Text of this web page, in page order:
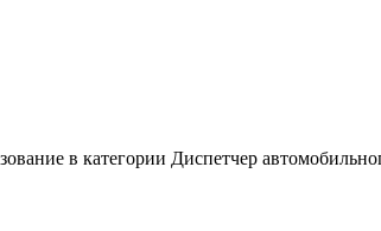
в категории Диспетчер